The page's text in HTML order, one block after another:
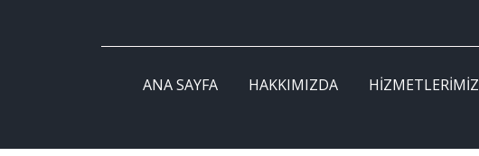
ANA SAYFA HAKKIMIZDA HIZMETLERIMIZ